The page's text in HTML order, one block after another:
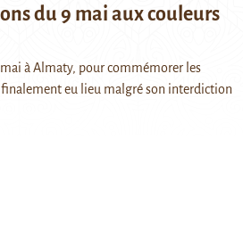
du 9 mai aux couleurs
à Almaty, pour commémorer les
eu lieu malgré son interdiction